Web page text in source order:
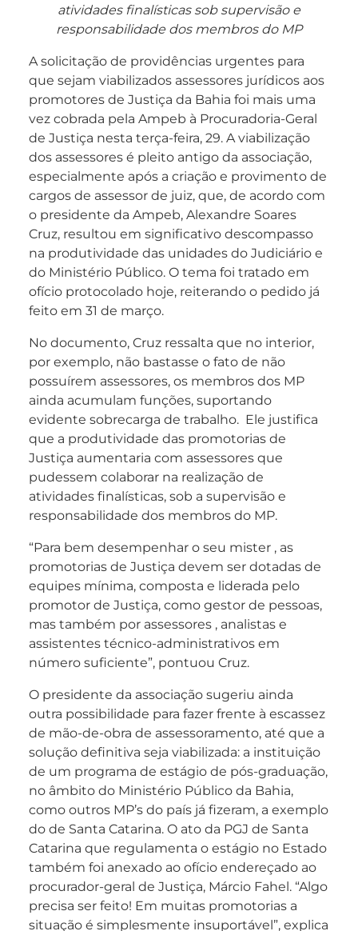
atividades finalísticas sob supervisão e
responsabilidade dos membros do MP
A solicitação de providências urgentes para
que sejam viabilizados assessores jurídicos aos
promotores de Justiça da Bahia foi mais uma
vez cobrada pela Ampeb à Procuradoria-Geral
de Justiça nesta terça-feira, 29. A viabilização
dos assessores é pleito antigo da associação,
especialmente após a criação e provimento de
cargos de assessor de juiz, que, de acordo com
o presidente da Ampeb, Alexandre Soares
Cruz, resultou em significativo descompasso
na produtividade das unidades do Judiciário e
do Ministério Público. O tema foi tratado em
ofício protocolado hoje, reiterando o pedido já
feito em 31 de março.
No documento, Cruz ressalta que no interior,
por exemplo, não bastasse o fato de não
possuírem assessores, os membros dos MP
ainda acumulam funções, suportando
evidente sobrecarga de trabalho. Ele justifica
que a produtividade das promotorias de
Justiça aumentaria com assessores que
pudessem colaborar na realização de
atividades finalísticas, sob a supervisão e
responsabilidade dos membros do MP.
“Para bem desempenhar o seu mister , as
promotorias de Justiça devem ser dotadas de
equipes mínima, composta e liderada pelo
promotor de Justiça, como gestor de pessoas,
mas também por assessores , analistas e
assistentes técnico-administrativos em
número suficiente”, pontuou Cruz.
O presidente da associação sugeriu ainda
outra possibilidade para fazer frente à escassez
de mão-de-obra de assessoramento, até que a
solução definitiva seja viabilizada: a instituição
de um programa de estágio de pós-graduação,
no âmbito do Ministério Público da Bahia,
como outros MP’s do país já fizeram, a exemplo
do de Santa Catarina. O ato da PGJ de Santa
Catarina que regulamenta o estágio no Estado
também foi anexado ao ofício endereçado ao
procurador-geral de Justiça, Márcio Fahel. “Algo
precisa ser feito! Em muitas promotorias a
situação é simplesmente insuportável”, explica